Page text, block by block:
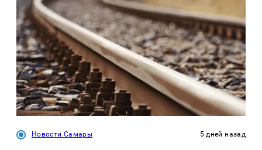
Новости Самары 5 дней назад